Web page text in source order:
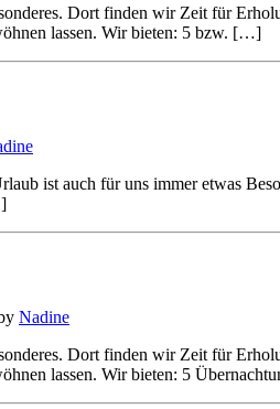
Dort finden wir Zeit für
lassen. Wir bieten: 5 bzw. […]
ist auch für uns immer etwas
Nadine
Dort finden wir Zeit für
lassen. Wir bieten: 5